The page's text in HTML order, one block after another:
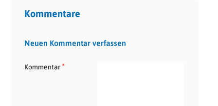
Kommentare
Neuen Kommentar verfassen
Kommentar*